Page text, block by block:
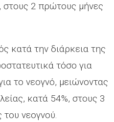
στους 2 πρώτους μήνες
κατά την διάρκεια της
τόσο για
το νεογνό, μειώνοντας
κατά 54%, στους 3
νεογνού.